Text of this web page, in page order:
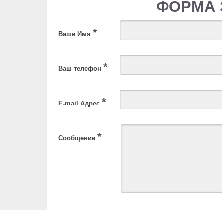
ФОРМА
Ваше Имя *
Ваш телефон *
E-mail Адрес *
Сообщение *